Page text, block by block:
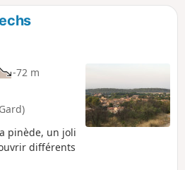
-72 m
pinède, un joli
différents